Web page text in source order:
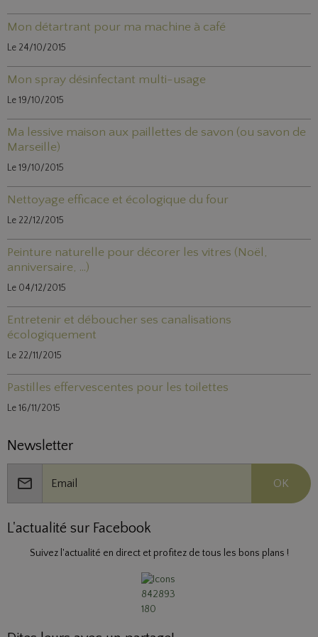
Mon détartrant pour ma machine à café
Le 24/10/2015
Mon spray désinfectant multi-usage
Le 19/10/2015
Ma lessive maison aux paillettes de savon (ou savon de
Marseille)
Le 19/10/2015
Nettoyage efficace et écologique du four
Le 22/12/2015
Peinture naturelle pour décorer les vitres (Noël,
anniversaire, ...)
Le 04/12/2015
Entretenir et déboucher ses canalisations
écologiquement
Le 22/11/2015
Pastilles effervescentes pour les toilettes
Le 16/11/2015
Newsletter
OK
L'actualité sur Facebook
Suivez l'actualité en direct et profitez de tous les bons plans !